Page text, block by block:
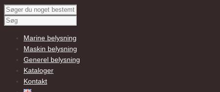
Marine belysning
Maskin belysning
Generel belysning
Kataloger
Kontakt